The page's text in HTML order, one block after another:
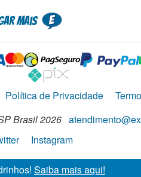
mais
Política de Privacidade
Brasil2026
Instagram
Saiba mais aqui!